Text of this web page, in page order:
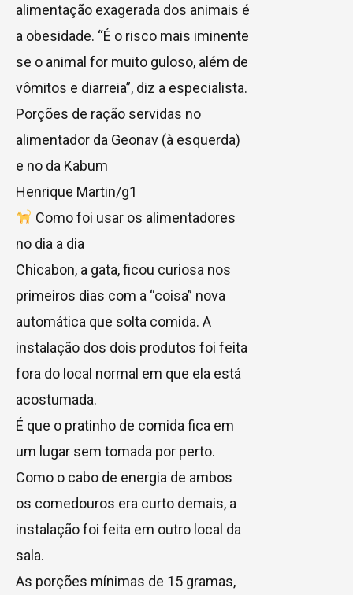
alimentação exagerada dos animais é
a obesidade. “É o risco mais iminente
se o animal for muito guloso, além de
vômitos e diarreia”, diz a especialista.
Porções de ração servidas no
alimentador da Geonav (à esquerda)
e no da Kabum
Henrique Martin/g1
Como foi usar os alimentadores
no dia a dia
Chicabon, a gata, ficou curiosa nos
primeiros dias com a “coisa” nova
automática que solta comida. A
instalação dos dois produtos foi feita
fora do local normal em que ela está
acostumada.
É que o pratinho de comida fica em
um lugar sem tomada por perto.
Como o cabo de energia de ambos
os comedouros era curto demais, a
instalação foi feita em outro local da
sala.
As porções mínimas de 15 gramas,